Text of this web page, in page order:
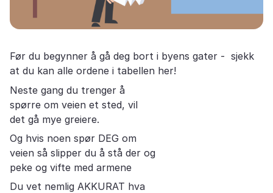
Før du begynner å gå deg bort i byens gater - sjekk
at du kan alle ordene i tabellen her!
Neste gang du trenger å
spørre om veien et sted, vil
det gå mye greiere.
Og hvis noen spør DEG om
veien så slipper du å stå der og
peke og vifte med armene
Du vet nemlig AKKURAT hva